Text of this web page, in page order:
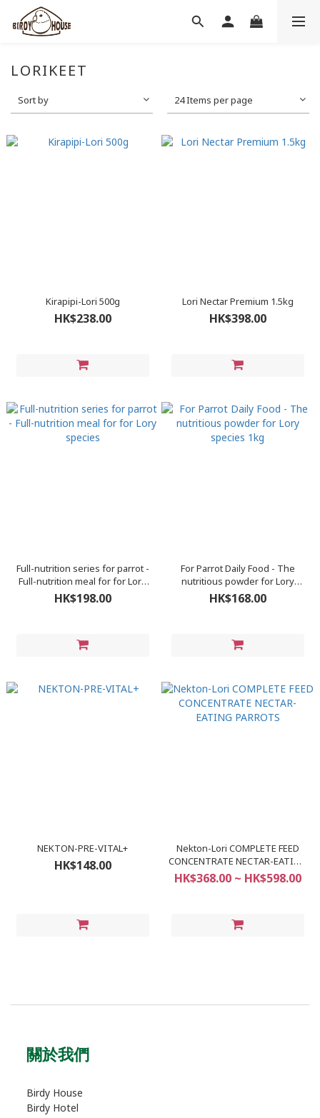
LORIKEET
Sort by 24 Items per page
Kirapipi-Lori 500g
HK$238.00
Lori Nectar Premium 1.5kg
HK$398.00
Full-nutrition series for parrot -
Full-nutrition meal for for Lory
species
HK$198.00
For Parrot Daily Food - The
nutritious powder for Lory
species 1kg
HK$168.00
NEKTON-PRE-VITAL+
HK$148.00
Nekton-Lori COMPLETE FEED
CONCENTRATE NECTAR-EATING
PARROTS
HK$368.00 ~ HK$598.00
關於我們
Birdy House
Birdy Hotel